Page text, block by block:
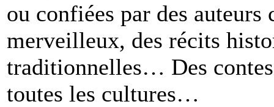
ou confiées par des
merveilleux, des récits
traditionnelles… Des
toutes les cultures